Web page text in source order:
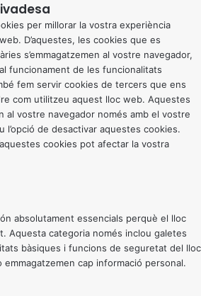
per millorar la vostra experiència
D’aquestes, les cookies que es
s’emmagatzemen al vostre navegador,
funcionament de les funcionalitats
fem servir cookies de tercers que ens
com utilitzeu aquest lloc web. Aquestes
al vostre navegador només amb el vostre
l’opció de desactivar aquestes cookies.
cookies pot afectar la vostra
absolutament essencials perquè el lloc
Aquesta categoria només inclou galetes
bàsiques i funcions de seguretat del lloc
cap informació personal.